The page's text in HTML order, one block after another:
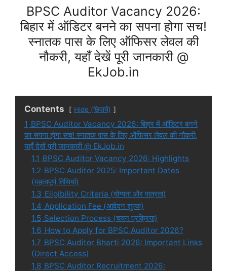
BPSC Auditor Vacancy 2026:
बिहार में ऑडिटर बनने का सपना होगा सच!
स्नातक पास के लिए ऑफिसर लेवल की
नौकरी, यहाँ देखें पूरी जानकारी @
EkJob.in
Contents Hide (छिपायें)
1 BPSC Auditor Vacancy 2026: बिहार में ऑडिटर बनने
का सपना होगा सच! स्नातक पास के लिए ऑफिसर लेवल की नौकरी,
यहाँ देखें पूरी जानकारी @ EkJob.in
1.1 BPSC Auditor Vacancy 2026: Highlights
1.2 BPSC Auditor 2025: Important Dates
(महत्वपूर्ण तिथियां)
1.3 Eligibility Criteria (योग्यता और पात्रता)
1.4 Application Fee (आवेदन शुल्क)
1.5 Selection Process (चयन प्रक्रिया)
1.6 How to Apply for BPSC Auditor 2026?
1.7 BPSC Auditor Bharti 2026: Important Links
(Direct Access)
1.8 BPSC Auditor Recruitment 2026: